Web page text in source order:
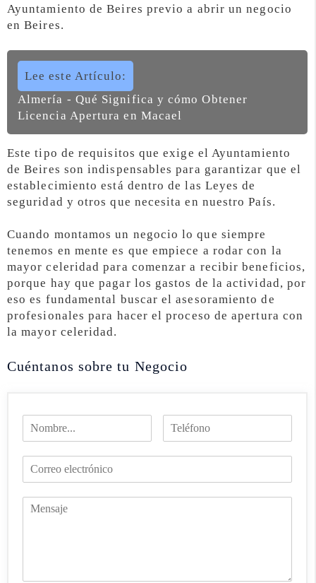
Ayuntamiento de Beires previo a abrir un negocio
en Beires.
Lee este Artículo:
Almería - Qué Significa y cómo Obtener
Licencia Apertura en Macael
Este tipo de requisitos que exige el Ayuntamiento
de Beires son indispensables para garantizar que el
establecimiento está dentro de las Leyes de
seguridad y otros que necesita en nuestro País.
Cuando montamos un negocio lo que siempre
tenemos en mente es que empiece a rodar con la
mayor celeridad para comenzar a recibir beneficios,
porque hay que pagar los gastos de la actividad, por
eso es fundamental buscar el asesoramiento de
profesionales para hacer el proceso de apertura con
la mayor celeridad.
Cuéntanos sobre tu Negocio